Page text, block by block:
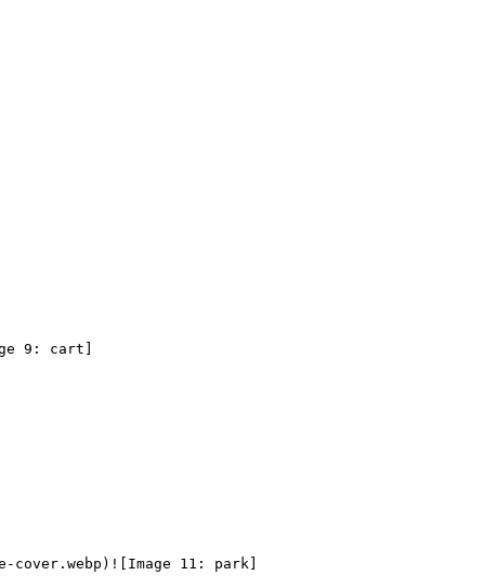
9: cart]
11: park]